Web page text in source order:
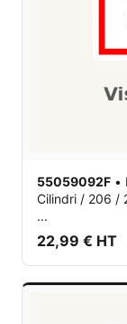
55059092F •
Cilindri / 206 /
...
22,99 € HT